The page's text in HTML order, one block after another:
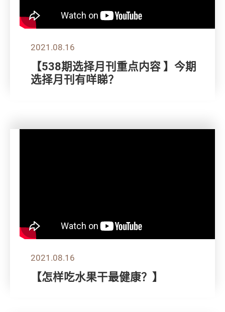
2021.08.16
【538期选择月刊重点内容 】今期
选择月刊有咩睇？
2021.08.16
【怎样吃水果干最健康？】